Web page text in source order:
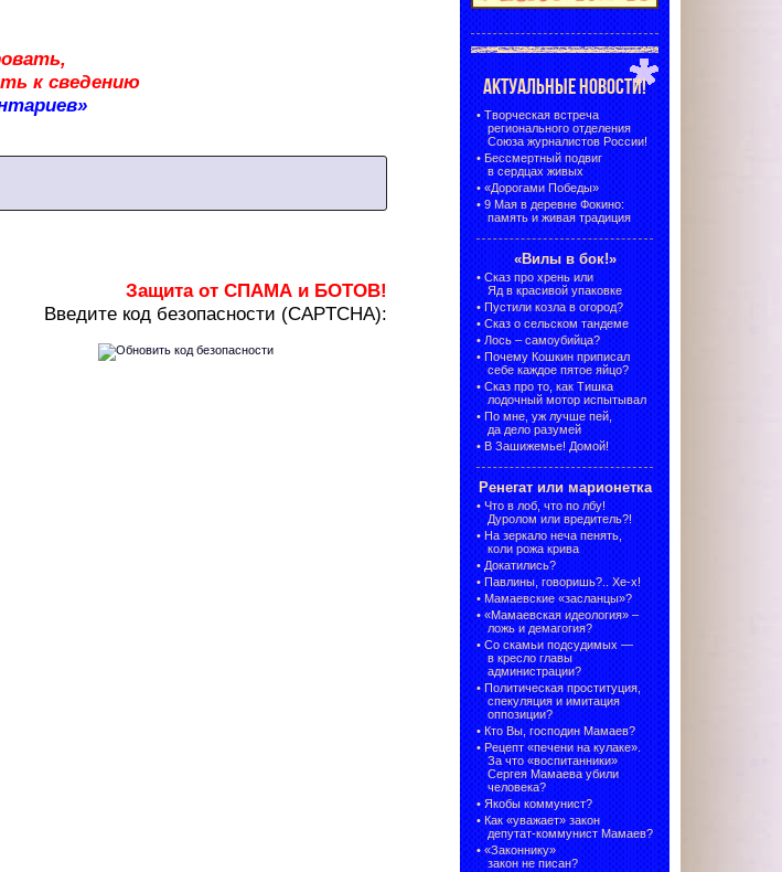
к сведению
Защита от СПАМА и БОТОВ!
Введите код безопасности (CAPTCHA):
АКТУАЛЬНЫЕ НОВОСТИ!
• Творческая встреча
регионального отделения
Союза журналистов России!
• Бессмертный подвиг
в сердцах живых
• «Дорогами Победы»
• 9 Мая в деревне Фокино:
память и живая традиция
«Вилы в бок!»
• Сказ про хрень или
Яд в красивой упаковке
• Пустили козла в огород?
• Сказ о сельском тандеме
• Лось – самоубийца?
• Почему Кошкин приписал
себе каждое пятое яйцо?
• Сказ про то, как Тишка
лодочный мотор испытывал
• По мне, уж лучше пей,
да дело разумей
• В Зашижемье! Домой!
Ренегат или марионетка
• Что в лоб, что по лбу!
Дуролом или вредитель?!
• На зеркало неча пенять,
коли рожа крива
• Докатились?
• Павлины, говоришь?.. Хе-х!
• Мамаевские «засланцы»?
• «Мамаевская идеология» –
ложь и демагогия?
• Со скамьи подсудимых —
в кресло главы
администрации?
• Политическая проституция,
спекуляция и имитация
оппозиции?
• Кто Вы, господин Мамаев?
• Рецепт «печени на кулаке».
За что «воспитанники»
Сергея Мамаева убили
человека?
• Якобы коммунист?
• Как «уважает» закон
депутат-коммунист Мамаев?
• «Законнику»
закон не писан?